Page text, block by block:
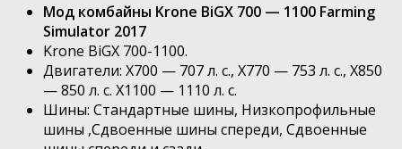
Мод комбайны Krone BiGX 700 — 1100 Farming
Simulator 2017
Krone BiGX 700-1100.
Двигатели: X700 — 707 л. с., X770 — 753 л. с., X850
— 850 л. с. X1100 — 1110 л. с.
Шины: Стандартные шины, Низкопрофильные
шины ,Сдвоенные шины спереди, Сдвоенные